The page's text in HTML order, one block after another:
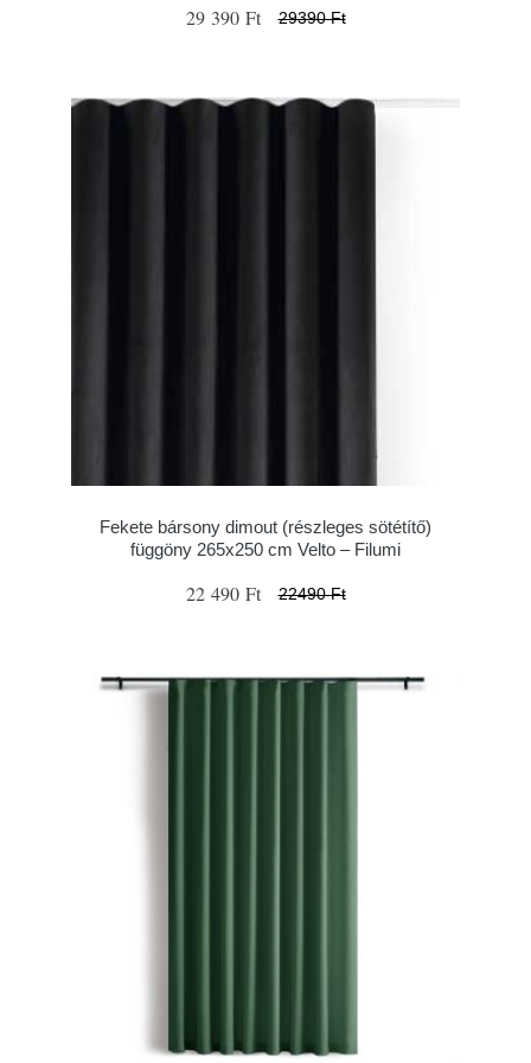
29 390 Ft 29390 Ft
Fekete bársony dimout (részleges sötétítő)
függöny 265x250 cm Velto – Filumi
22 490 Ft 22490 Ft